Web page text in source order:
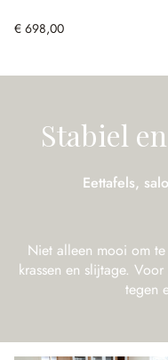
€ 698,00
Stabiel
Eettafels,
Niet alleen mooi om
krassen en slijtage.
tegen